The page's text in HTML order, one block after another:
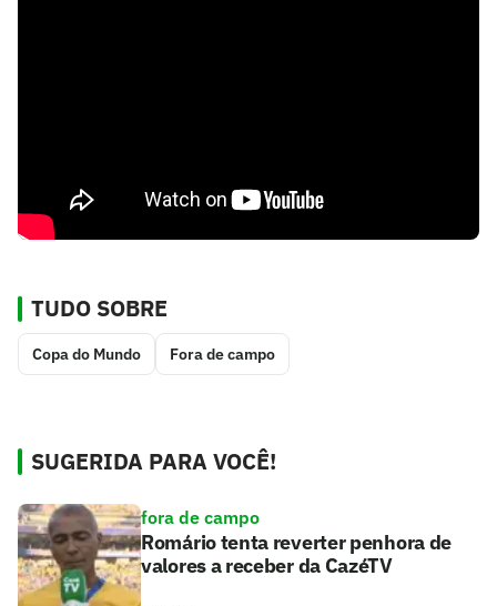
TUDO SOBRE
Copa do Mundo Fora de campo
SUGERIDA PARA VOCÊ!
fora de campo
Romário tenta reverter penhora de
valores a receber da CazéTV